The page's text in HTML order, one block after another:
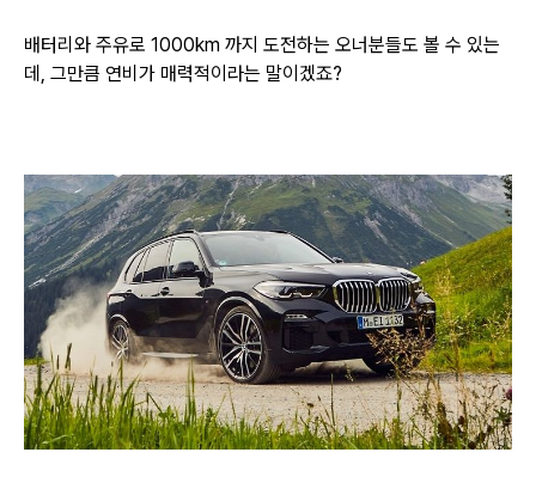
배터리와 주유로 1000km 까지 도전하는 오너분들도 볼 수 있는
데, 그만큼 연비가 매력적이라는 말이겠죠?